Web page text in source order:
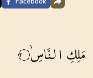
مَلِكِالنَّاسِۙ ٢